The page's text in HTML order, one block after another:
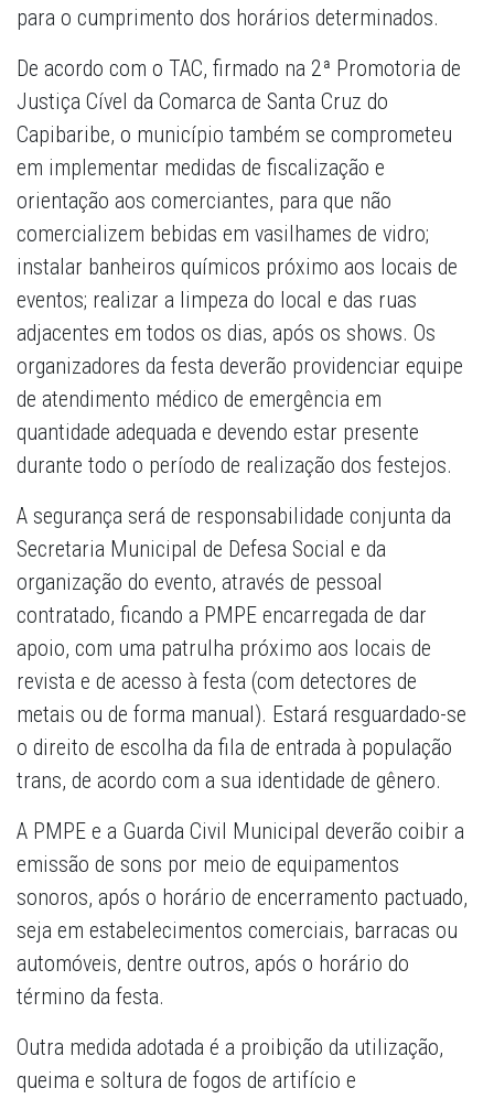
para o cumprimento dos horários determinados.
De acordo com o TAC, firmado na 2ª Promotoria de
Justiça Cível da Comarca de Santa Cruz do
Capibaribe, o município também se comprometeu
em implementar medidas de fiscalização e
orientação aos comerciantes, para que não
comercializem bebidas em vasilhames de vidro;
instalar banheiros químicos próximo aos locais de
eventos; realizar a limpeza do local e das ruas
adjacentes em todos os dias, após os shows. Os
organizadores da festa deverão providenciar equipe
de atendimento médico de emergência em
quantidade adequada e devendo estar presente
durante todo o período de realização dos festejos.
A segurança será de responsabilidade conjunta da
Secretaria Municipal de Defesa Social e da
organização do evento, através de pessoal
contratado, ficando a PMPE encarregada de dar
apoio, com uma patrulha próximo aos locais de
revista e de acesso à festa (com detectores de
metais ou de forma manual). Estará resguardado-se
o direito de escolha da fila de entrada à população
trans, de acordo com a sua identidade de gênero.
A PMPE e a Guarda Civil Municipal deverão coibir a
emissão de sons por meio de equipamentos
sonoros, após o horário de encerramento pactuado,
seja em estabelecimentos comerciais, barracas ou
automóveis, dentre outros, após o horário do
término da festa.
Outra medida adotada é a proibição da utilização,
queima e soltura de fogos de artifício e